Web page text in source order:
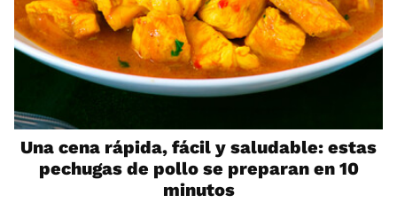
Una cena rápida, fácil y saludable: estas
pechugas de pollo se preparan en 10
minutos